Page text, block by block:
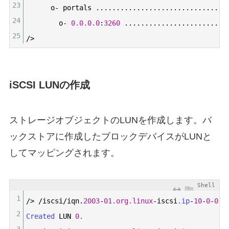
23
24
25
o- portals . . . . . . . . . . . . . . . . . . . . . . . . . . . . . .
o- 0.0.0.0: 3260 . . . . . . . . . . . . . . . . . . . . . . .
/>
iSCSI LUNの作成
ストレージオブジェクトのLUNを作成します。バ
ックストアに作成したブロックデバイスがLUNと
してマッピングされます。
Shell
1
2
/> /iscsi /iqn. 2003-01.org.linux-iscsi .ip-10-0-0-
Created LUN 0.